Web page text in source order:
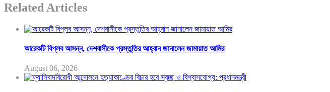
Related Articles
আরেকটি বিপ্লব আসন্ন, দেশবাসীকে প্রস্তুতির আহ্বান জানালেন জামায়াত আমির
August 06, 2026